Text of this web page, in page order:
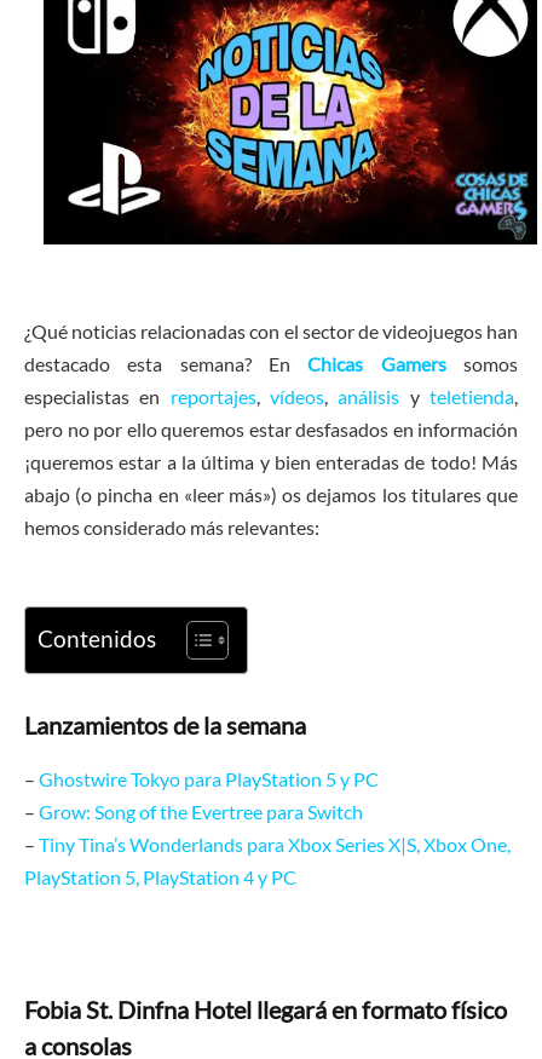
¿Qué noticias relacionadas con el sector de videojuegos han
destacado esta semana? EnChicas Gamerssomos
especialistas en reportajes,vídeos,análisis yteletienda,
pero no por ello queremos estar desfasados en información
¡queremos estar a la última y bien enteradas de todo! Más
abajo (o pincha en «leer más») os dejamos los titulares que
hemos considerado más relevantes:
Contenidos
Lanzamientos de la semana
– Ghostwire Tokyo para PlayStation 5 y PC
– Grow: Song of the Evertree para Switch
– Tiny Tina’s Wonderlands para Xbox Series X|S, Xbox One,
PlayStation 5, PlayStation 4 y PC
Fobia St. Dinfna Hotel llegará en formato físico
a consolas